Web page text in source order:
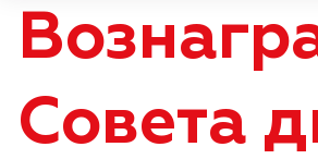
Совета